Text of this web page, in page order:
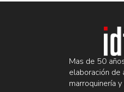
Mas de 50
elaboración de
marroquinería